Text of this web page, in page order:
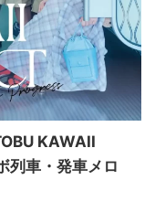
KAWAII
列車・発車メロ